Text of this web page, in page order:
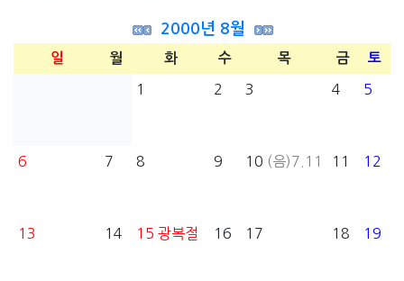
2000년 8월
일 월 화 수 목 금 토
1 2 3 4 5
6 7 8 9 10 (음)7.11 11 12
13 14 15 광복절 16 17 18 19